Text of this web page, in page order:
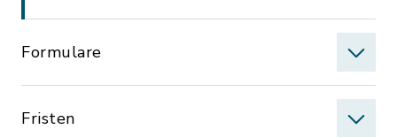
Formulare
Fristen